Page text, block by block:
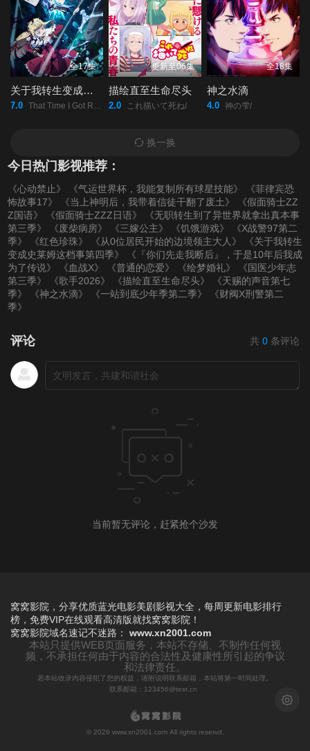
全17集
关于我转生变成史莱姆这档事第四季
7.0 That Time I Got Reincarnated as a Slime Season 4/
更新至06集
描绘直至生命尽头
2.0 これ描いて死ね/
全18集
神之水滴
4.0 神の雫/
换一换
今日热门影视推荐：
《心动禁止》 《气运世界杯，我能复制所有球星技能》
《菲律宾恐
怖故事17》
《当上神明后，我带着信徒干翻了废土》
《假面骑士ZZ
Z国语》
《假面骑士ZZZ日语》
《无职转生到了异世界就拿出真本事
第三季》
《废柴病房》 《三嫁公主》 《饥饿游戏》
《X战警97第二
季》
《红色珍珠》 《从0位居民开始的边境领主大人》
《关于我转生
变成史莱姆这档事第四季》
《『你们先走我断后』，于是10年后我成
为了传说》
《血战X》 《普通的恋爱》 《绘梦婚礼》
《国医少年志
第三季》
《歌手2026》 《描绘直至生命尽头》
《天赐的声音第七
季》
《神之水滴》 《一站到底少年季第二季》
《财阀X刑警第二
季》
评论 共 0 条评论
当前暂无评论，赶紧抢个沙发
浅色模
窝窝影院，分享优质蓝光电影美剧影视大全，每周更新电影排行
榜，免费VIP在线观看高清版就找窝窝影院！
窝窝影院域名速记不迷路： www.xn2001.com
本站只提供WEB页面服务，本站不存储、不制作任何视
频，不承担任何由于内容的合法性及健康性所引起的争议
和法律责任。
若本站收录内容侵犯了您的权益，请附说明联系邮箱，本站将第一时间处理。
联系邮箱：123456@test.cn
© 2026 www.xn2001.com All rights reservd.